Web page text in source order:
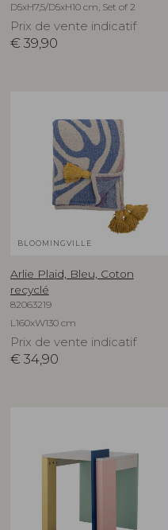
D5xH7,5/D5xH10 cm, Set of 2
Prix de vente indicatif
€ 39,90
BLOOMINGVILLE
Arlie Plaid, Bleu, Coton
recyclé
82063219
L160xW130 cm
Prix de vente indicatif
€ 34,90